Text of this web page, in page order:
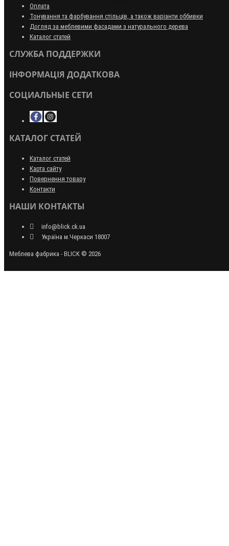
Оплата
Тонування та фарбування стільців, а також варіанти оббивки
Догляд за меблевими фасадами з натурального дерева
Каталог статей
СЛУЖБА ПОДДЕРЖКИ
ІНФОРМАЦІЯ ДОДАТКОВА
СОЦИАЛЬНЫЕ СЕТИ
КАТАЛОГ СТАТЕЙ
Каталог статей
Карта сайту
Повернення товару
Контакти
НАШИ КОНТАКТЫ
info@blick.ck.ua
Україна м.Черкаси 18007
Меблева фабрика - BLICK © 2026